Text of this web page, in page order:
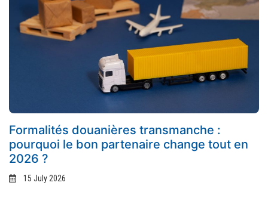
Formalités douanières transmanche :
pourquoi le bon partenaire change tout en
2026 ?
15 July 2026